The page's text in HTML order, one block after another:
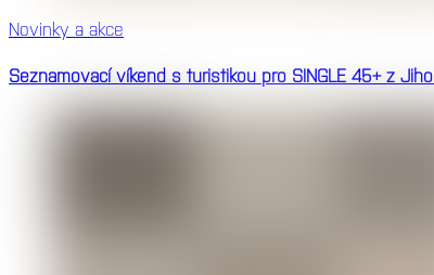
Novinky a akce
Seznamovací víkend s turistikou pro SINGLE 45+ z